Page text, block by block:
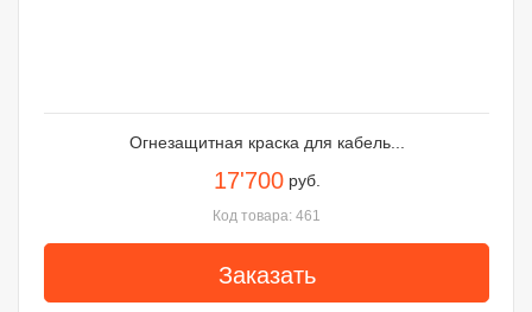
Огнезащитная краска для кабель...
17'700 руб.
Код товара: 461
Заказать